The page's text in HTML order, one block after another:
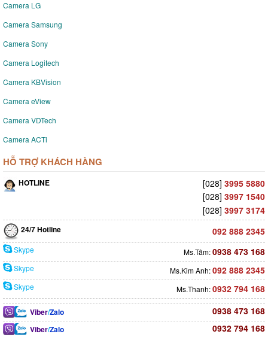
Camera LG
Camera Samsung
Camera Sony
Camera Logitech
Camera KBVision
Camera eView
Camera VDTech
Camera ACTi
HỖ TRỢ KHÁCH HÀNG
HOTLINE [028] 3995 5880
[028] 3997 1540
[028] 3997 3174
24/7 Hotline 092 888 2345
Skype Ms.Tâm:0938 473 168
Skype Ms.Kim Anh:092 888 2345
Skype Ms.Thanh:0932 794 168
Viber/Zalo 0938 473 168
Viber/Zalo 0932 794 168